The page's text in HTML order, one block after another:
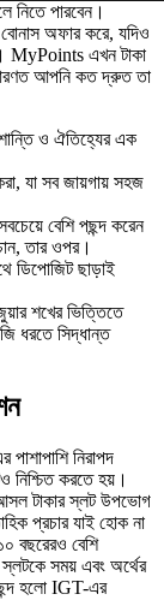
নিতে পারবেন।
অফার করে, যদিও
MyPoints এখন টাকা
আপনি কত দ্রুত তা
ও ঐতিহ্যের এক
যা সব জায়গায় সহজ
বেশি পছন্দ করেন
তার ওপর।
ডিপোজিট ছাড়াই
শখের ভিত্তিতে
ধরতে সিদ্ধান্ত
নিরাপদ
নিশ্চিত করতে হয়।
টাকার স্লট উপভোগ
প্রচার যাই হোক না
বছরেরও বেশি
স্লটকে সময় এবং অর্থের
হলো IGT-এর